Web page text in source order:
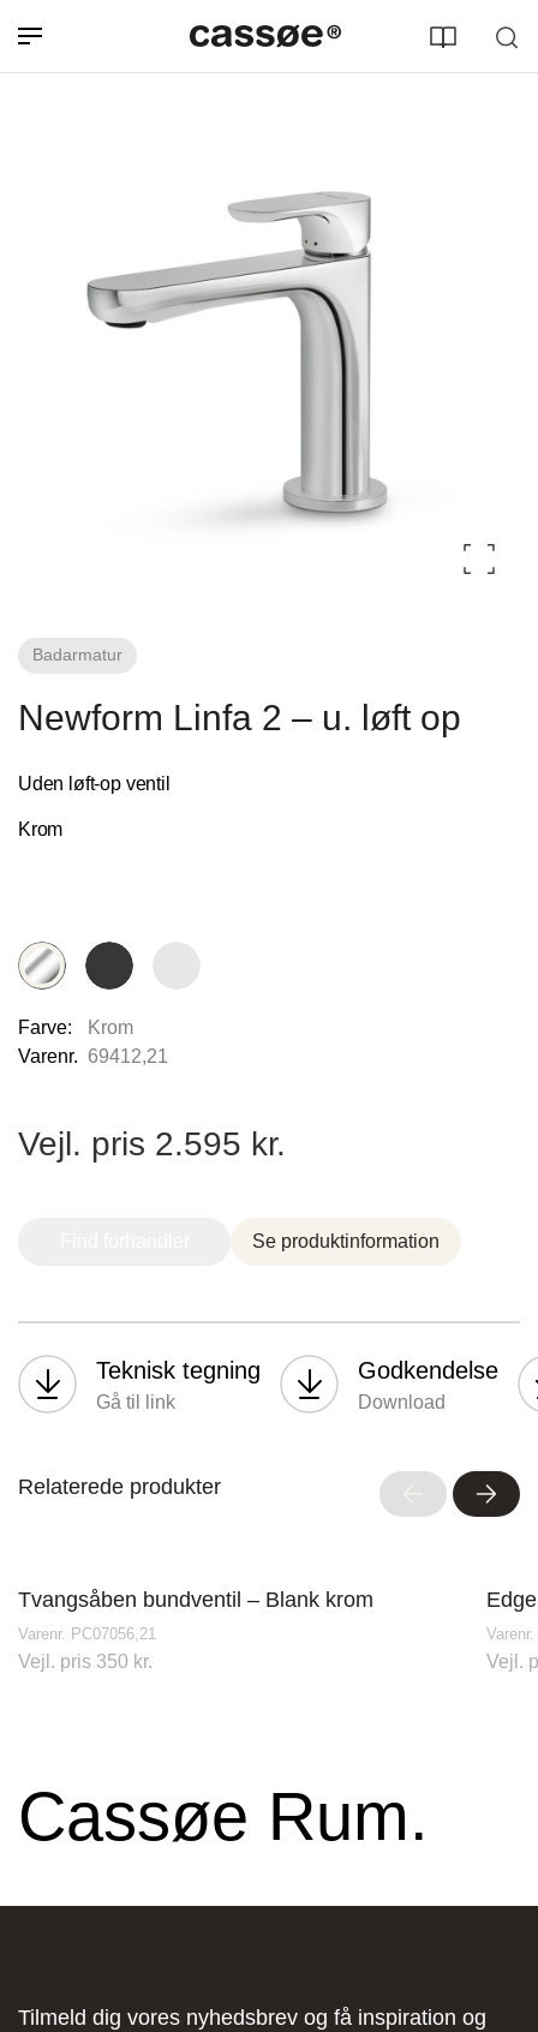
Badarmatur
Newform Linfa 2 – u. løft op
Uden løft-op ventil
Krom
Farve:
Krom
Varenr. 69412,21
Vejl. pris 2.595 kr.
Se produktinformation
Teknisk tegning
Gå til link
Godkendelse
Download
Relaterede produkter
Tvangsåben bundventil – Blank krom
Varenr. PC07056,21
Vejl. pris 350 kr. Vejl.
Cassøe Rum.
Tilmeld dig vores nyhedsbrev og få inspiration og
Søg efter adresse
Stagehøj Tværvej 5, 8600 Silkeborg,
Øster Vedsted Vej 6, 6760 Ribe,
Nettoline Holstebro
Gartnerivej 2, 7500 Holstebro,